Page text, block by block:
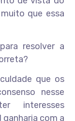
que essa
resolver a
que os
nesse
interesses
ganharia com a